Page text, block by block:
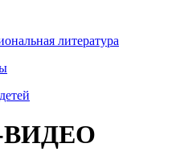
литература